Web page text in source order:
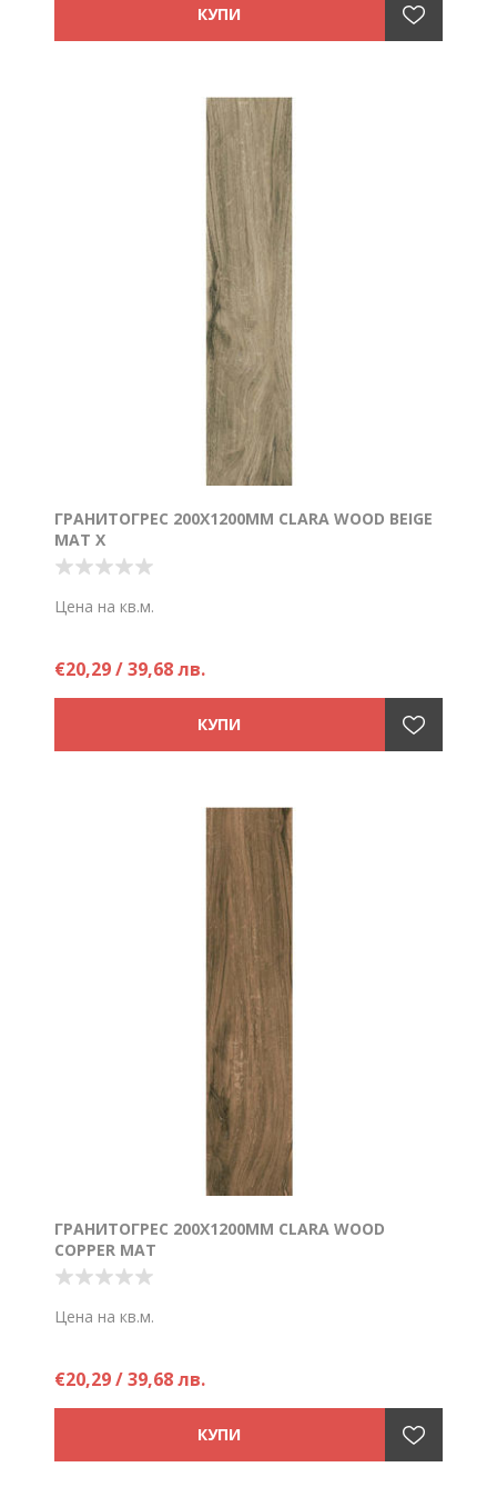
ГРАНИТОГРЕС 200Х1200ММ CLARA WOOD BEIGE
МАТ Х
Цена на кв.м.
€20,29 / 39,68 лв.
ГРАНИТОГРЕС 200Х1200ММ CLARA WOOD
COPPER МАТ
Цена на кв.м.
€20,29 / 39,68 лв.